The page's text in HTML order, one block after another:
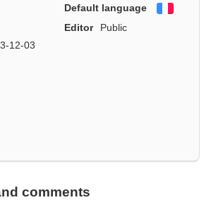
Default language
Editor
Public
12-03
comments